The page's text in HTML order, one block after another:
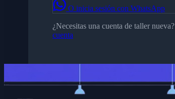
O inicia sesión con WhatsApp
¿Necesitas una cuenta de taller nueva?
cuenta